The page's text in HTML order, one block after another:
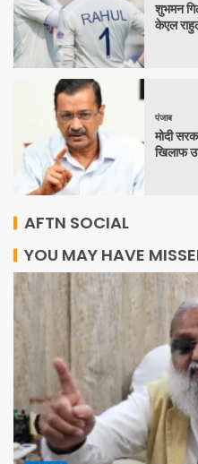
शुभमन
केएल
पंजाब
मोदी
खिलाफ
AFTN SOCIAL
YOU MAY HAVE